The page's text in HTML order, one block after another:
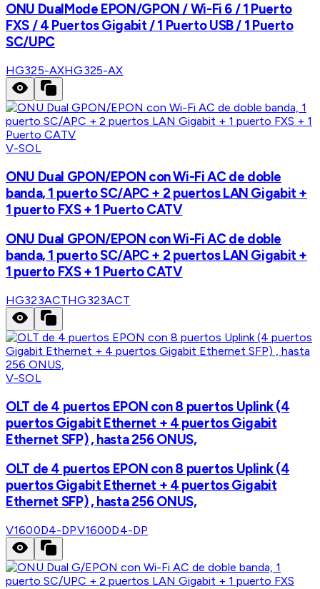
ONU DualMode EPON/GPON / Wi-Fi 6 / 1 Puerto
FXS / 4 Puertos Gigabit / 1 Puerto USB / 1 Puerto
SC/UPC
HG325-AXHG325-AX
V-SOL
ONU Dual GPON/EPON con Wi-Fi AC de doble
banda, 1 puerto SC/APC + 2 puertos LAN Gigabit +
1 puerto FXS + 1 Puerto CATV
ONU Dual GPON/EPON con Wi-Fi AC de doble
banda, 1 puerto SC/APC + 2 puertos LAN Gigabit +
1 puerto FXS + 1 Puerto CATV
HG323ACTHG323ACT
V-SOL
OLT de 4 puertos EPON con 8 puertos Uplink (4
puertos Gigabit Ethernet + 4 puertos Gigabit
Ethernet SFP) , hasta 256 ONUS,
OLT de 4 puertos EPON con 8 puertos Uplink (4
puertos Gigabit Ethernet + 4 puertos Gigabit
Ethernet SFP) , hasta 256 ONUS,
V1600D4-DPV1600D4-DP